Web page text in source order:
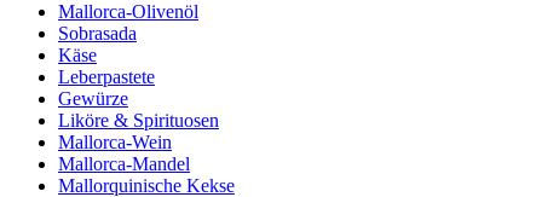
Mallorca-Olivenöl
Sobrasada
Käse
Leberpastete
Gewürze
Liköre & Spirituosen
Mallorca-Wein
Mallorca-Mandel
Mallorquinische Kekse